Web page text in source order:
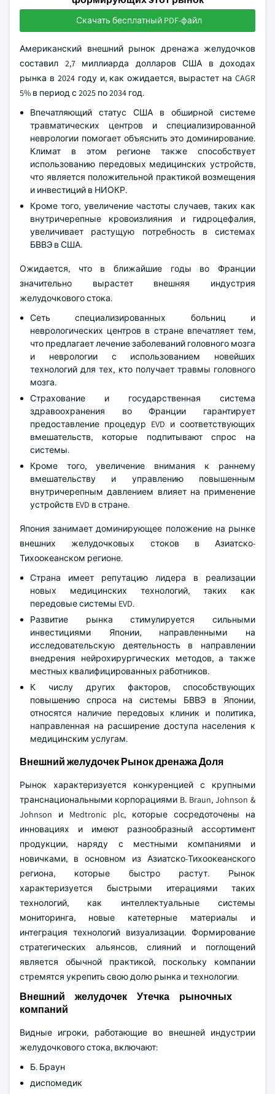
Скачать бесплатный PDF-файл
Американский внешний рынок дренажа желудочков
составил 2,7 миллиарда долларов США в доходах
рынка в 2024 году и, как ожидается, вырастет на CAGR
5% в период с 2025 по 2034 год.
Впечатляющий статус США в обширной системе
травматических центров и специализированной
неврологии помогает объяснить это доминирование.
Климат в этом регионе также способствует
использованию передовых медицинских устройств,
что является положительной практикой возмещения
и инвестиций в НИОКР.
Кроме того, увеличение частоты случаев, таких как
внутричерепные кровоизлияния и гидроцефалия,
увеличивает растущую потребность в системах
БВВЭ в США.
Ожидается, что в ближайшие годы во Франции
значительно вырастет внешняя индустрия
желудочкового стока.
Сеть специализированных больниц и
неврологических центров в стране впечатляет тем,
что предлагает лечение заболеваний головного мозга
и неврологии с использованием новейших
технологий для тех, кто получает травмы головного
мозга.
Страхование и государственная система
здравоохранения во Франции гарантирует
предоставление процедур EVD и соответствующих
вмешательств, которые подпитывают спрос на
системы.
Кроме того, увеличение внимания к раннему
вмешательству и управлению повышенным
внутричерепным давлением влияет на применение
устройств EVD в стране.
Япония занимает доминирующее положение на рынке
внешних желудочковых стоков в Азиатско-
Тихоокеанском регионе.
Страна имеет репутацию лидера в реализации
новых медицинских технологий, таких как
передовые системы EVD.
Развитие рынка стимулируется сильными
инвестициями Японии, направленными на
исследовательскую деятельность в направлении
внедрения нейрохирургических методов, а также
местных квалифицированных работников.
К числу других факторов, способствующих
повышению спроса на системы БВВЭ в Японии,
относятся наличие передовых клиник и политика,
направленная на расширение доступа населения к
медицинским услугам.
Внешний желудочек Рынок дренажа Доля
Рынок характеризуется конкуренцией с крупными
транснациональными корпорациями B. Braun, Johnson &
Johnson и Medtronic plc, которые сосредоточены на
инновациях и имеют разнообразный ассортимент
продукции, наряду с местными компаниями и
новичками, в основном из Азиатско-Тихоокеанского
региона, которые быстро растут. Рынок
характеризуется быстрыми итерациями таких
технологий, как интеллектуальные системы
мониторинга, новые катетерные материалы и
интеграция технологий визуализации. Формирование
стратегических альянсов, слияний и поглощений
является обычной практикой, поскольку компании
стремятся укрепить свою долю рынка и технологии.
Внешний желудочек Утечка рыночных
компаний
Видные игроки, работающие во внешней индустрии
желудочкового стока, включают:
Б. Браун
диспомедик